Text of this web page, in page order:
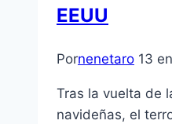
EEUU
Pornenetaro 13
Tras la vuelta de
navideñas, el